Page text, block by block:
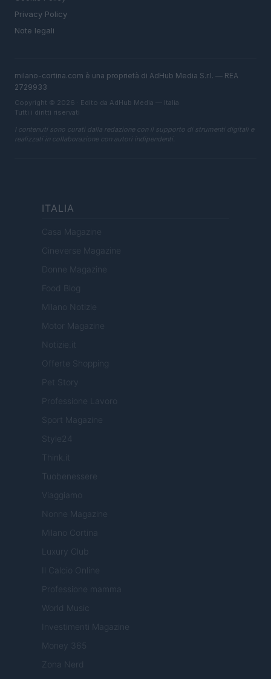
Privacy Policy
Note legali
milano-cortina.com è una proprietà di AdHub Media S.r.l. — REA
2729933
Copyright © 2026 · Edito da AdHub Media — Italia
Tutti i diritti riservati
I contenuti sono curati dalla redazione con il supporto di strumenti digitali e
realizzati in collaborazione con autori indipendenti.
ITALIA
Casa Magazine
Cineverse Magazine
Donne Magazine
Food Blog
Milano Notizie
Motor Magazine
Notizie.it
Offerte Shopping
Pet Story
Professione Lavoro
Sport Magazine
Style24
Think.it
Tuobenessere
Viaggiamo
Nonne Magazine
Milano Cortina
Luxury Club
Il Calcio Online
Professione mamma
World Music
Investimenti Magazine
Money 365
Zona Nerd